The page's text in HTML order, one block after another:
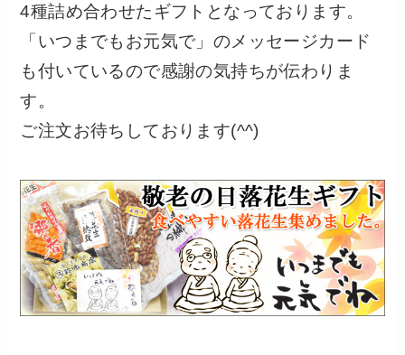
4種詰め合わせたギフトとなっております。
「いつまでもお元気で」のメッセージカード
も付いているので感謝の気持ちが伝わりま
す。
ご注文お待ちしております(^^)